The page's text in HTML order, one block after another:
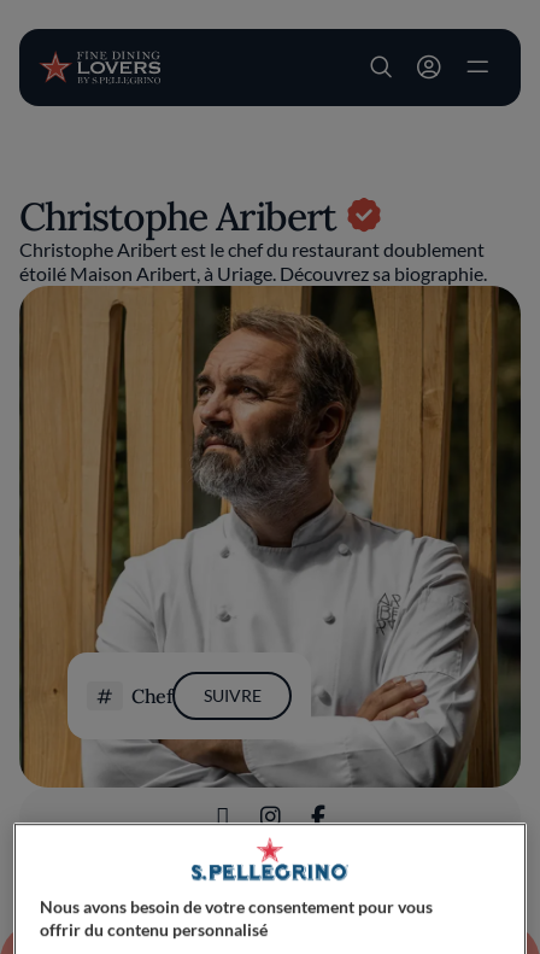
User account
Christophe Aribert
Christophe Aribert est le chef du restaurant doublement
étoilé Maison Aribert, à Uriage. Découvrez sa biographie.
Chef SUIVRE
Nous avons besoin de votre consentement pour vous
offrir du contenu personnalisé